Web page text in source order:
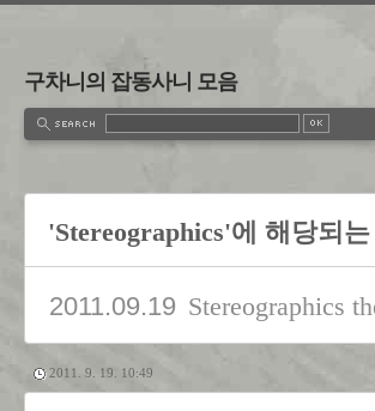
구차니의 잡동사니 모음
'Stereographics'에 해당되는
2011.09.19 Stereographics
2011. 9. 19. 10:49